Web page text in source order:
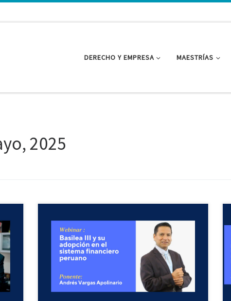
DERECHO Y EMPRESA MAESTRÍAS
2025
el
webinar: “Últimos pronunciamientos relevantes en
materia tributaria de la Corte Suprema” a cargo de